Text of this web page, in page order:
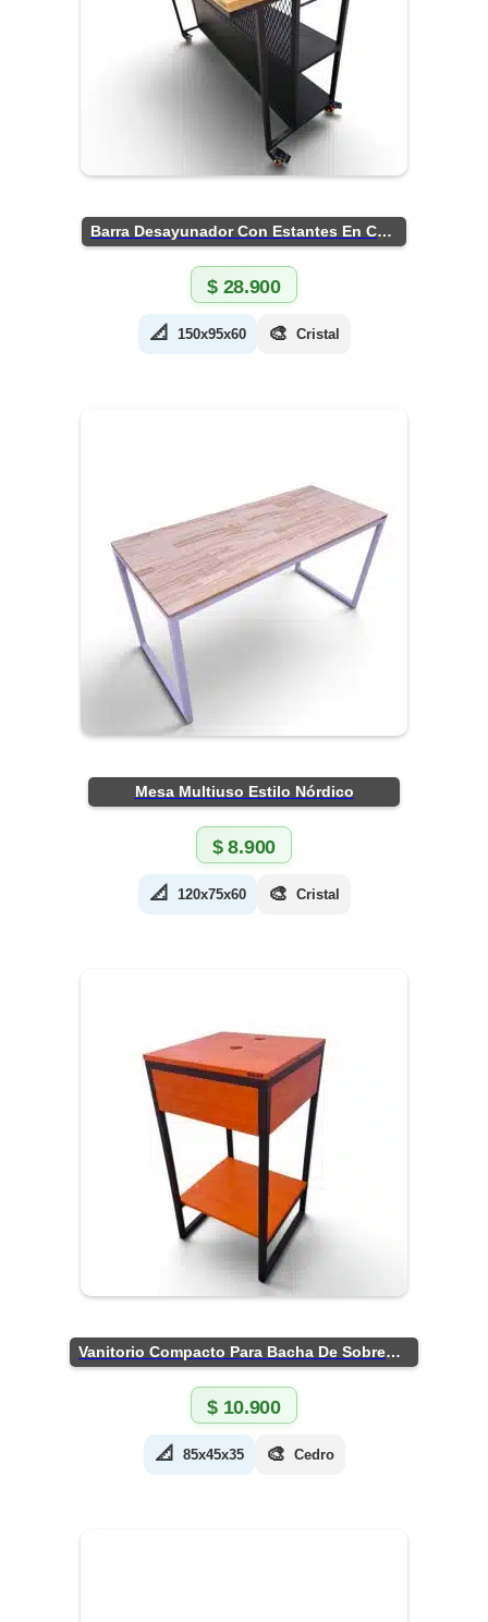
Barra Desayunador Con Estantes En Chapa
$28.900
📐 150x95x60 🎨 Cristal
Mesa Multiuso Estilo Nórdico
$8.900
📐 120x75x60 🎨 Cristal
Vanitorio Compacto Para Bacha De Sobreponer
$10.900
📐 85x45x35 🎨 Cedro